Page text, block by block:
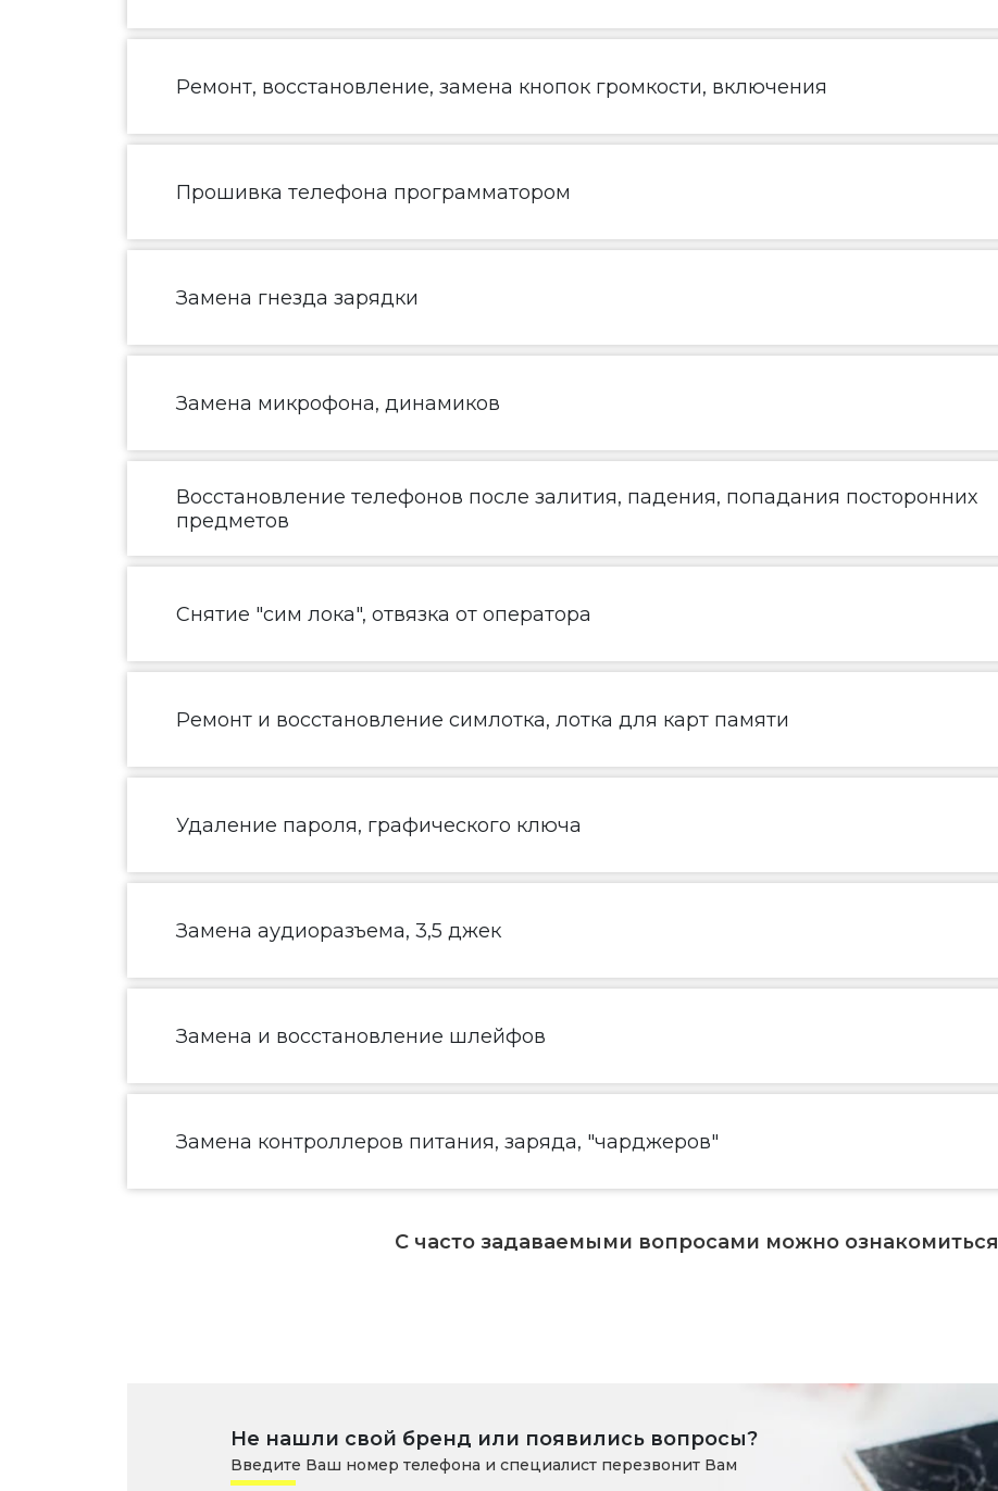
Ремонт, восстановление, замена кнопок громкости, включения
Прошивка телефона программатором
Замена гнезда зарядки
Замена микрофона, динамиков
Восстановление телефонов после залития, падения, попадания посторонних
предметов
Снятие "сим лока", отвязка от оператора
Ремонт и восстановление симлотка, лотка для карт памяти
Удаление пароля, графического ключа
Замена аудиоразъема, 3,5 джек
Замена и восстановление шлейфов
Замена контроллеров питания, заряда, "чарджеров"
С часто задаваемыми вопросами можно ознакомиться
Не нашли свой бренд или появились вопросы?
Введите Ваш номер телефона и специалист перезвонит Вам